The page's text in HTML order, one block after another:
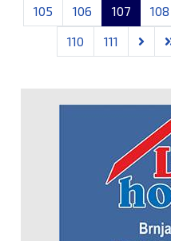
105
106 107 108
110
111